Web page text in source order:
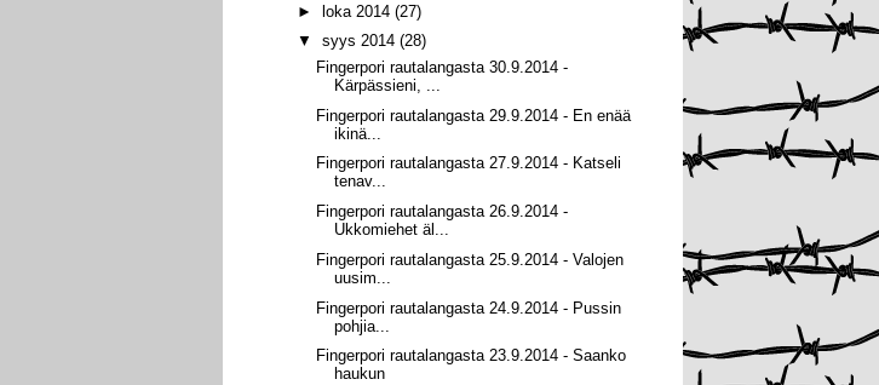
► loka 2014 (27)
▼ syys 2014 (28)
Fingerpori rautalangasta 30.9.2014 -
Kärpässieni, ...
Fingerpori rautalangasta 29.9.2014 - En enää
ikinä...
Fingerpori rautalangasta 27.9.2014 - Katseli
tenav...
Fingerpori rautalangasta 26.9.2014 -
Ukkomiehet äl...
Fingerpori rautalangasta 25.9.2014 - Valojen
uusim...
Fingerpori rautalangasta 24.9.2014 - Pussin
pohjia...
Fingerpori rautalangasta 23.9.2014 - Saanko
haukun